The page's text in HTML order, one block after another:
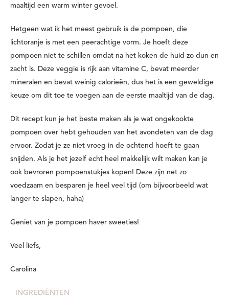
maaltijd een warm winter gevoel.
Hetgeen wat ik het meest gebruik is de pompoen, die
lichtoranje is met een peerachtige vorm. Je hoeft deze
pompoen niet te schillen omdat na het koken de huid zo dun en
zacht is. Deze veggie is rijk aan vitamine C, bevat meerder
mineralen en bevat weinig calorieën, dus het is een geweldige
keuze om dit toe te voegen aan de eerste maaltijd van de dag.
Dit recept kun je het beste maken als je wat ongekookte
pompoen over hebt gehouden van het avondeten van de dag
ervoor. Zodat je ze niet vroeg in de ochtend hoeft te gaan
snijden. Als je het jezelf echt heel makkelijk wilt maken kan je
ook bevroren pompoenstukjes kopen! Deze zijn net zo
voedzaam en besparen je heel veel tijd (om bijvoorbeeld wat
langer te slapen, haha)
Geniet van je pompoen haver sweeties!
Veel liefs,
Carolina
INGREDIËNTEN